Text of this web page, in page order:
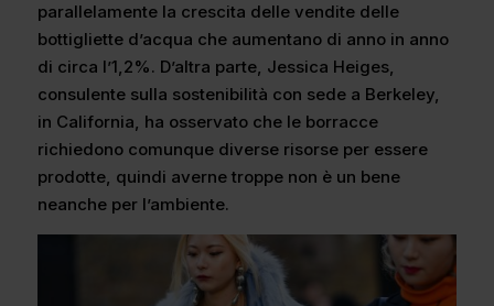
parallelamente la crescita delle vendite delle
bottigliette d’acqua che aumentano di anno in anno
di circa l’1,2%. D’altra parte, Jessica Heiges,
consulente sulla sostenibilità con sede a Berkeley,
in California, ha osservato che le borracce
richiedono comunque diverse risorse per essere
prodotte, quindi averne troppe non è un bene
neanche per l’ambiente.